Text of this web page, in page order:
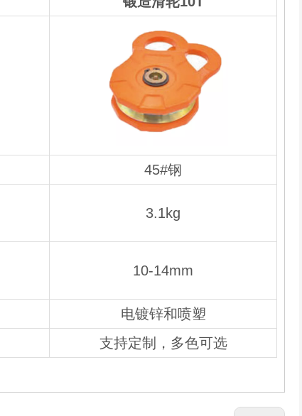
45#钢
3.1kg
10-14mm
电镀锌和喷塑
支持定制，多色可选